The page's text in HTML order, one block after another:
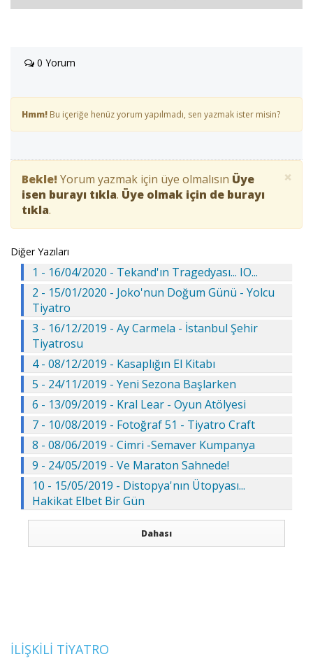
0 Yorum
Hmm! Bu içeriğe henüz yorum yapılmadı, sen yazmak ister misin?
×
Bekle! Yorum yazmak için üye olmalısın Üye
isen burayı tıkla. Üye olmak için de burayı
tıkla.
Diğer Yazıları
1 - 16/04/2020 - Tekand'ın Tragedyası... IO...
2 - 15/01/2020 - Joko'nun Doğum Günü - Yolcu
Tiyatro
3 - 16/12/2019 - Ay Carmela - İstanbul Şehir
Tiyatrosu
4 - 08/12/2019 - Kasaplığın El Kitabı
5 - 24/11/2019 - Yeni Sezona Başlarken
6 - 13/09/2019 - Kral Lear - Oyun Atölyesi
7 - 10/08/2019 - Fotoğraf 51 - Tiyatro Craft
8 - 08/06/2019 - Cimri -Semaver Kumpanya
9 - 24/05/2019 - Ve Maraton Sahnede!
10 - 15/05/2019 - Distopya'nın Ütopyası...
Hakikat Elbet Bir Gün
Dahası
İLIŞKILI TIYATRO